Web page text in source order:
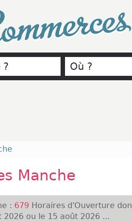
Manche
: 679 Horaires d'Ouverture
2026 ou le 15 août 2026 ...